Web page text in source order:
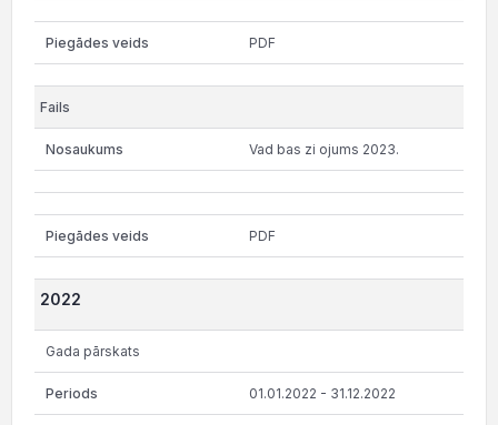
PDF
Vad bas zi ojums 2023.
PDF
2022
Gada pārskats
01.01.2022 - 31.12.2022